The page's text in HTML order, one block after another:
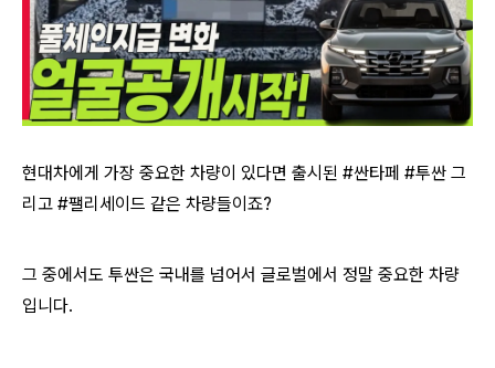
현대차에게 가장 중요한 차량이 있다면 출시된 #싼타페 #투싼 그
리고 #팰리세이드 같은 차량들이죠?
그 중에서도 투싼은 국내를 넘어서 글로벌에서 정말 중요한 차량
입니다.